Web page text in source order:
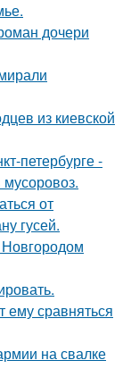
дочери
из киевской
петербурге -
мусоровоз.
от
гусей.
ему сравняться
на свалке